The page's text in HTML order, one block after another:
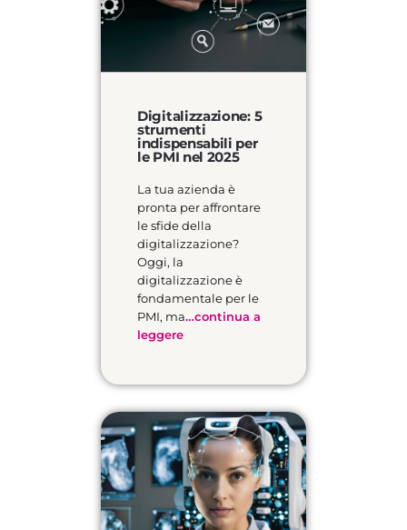
Digitalizzazione: 5
strumenti
indispensabili per
le PMI nel 2025
La tua azienda è
pronta per affrontare
le sfide della
digitalizzazione?
Oggi, la
digitalizzazione è
fondamentale per le
PMI, ma…continua a
leggere